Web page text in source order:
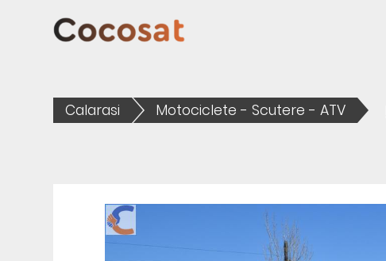
Calarasi Motociclete - Scutere - ATV